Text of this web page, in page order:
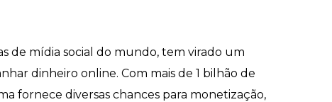
de mídia social do mundo, tem virado um
dinheiro online. Com mais de 1 bilhão de
fornece diversas chances para monetização,